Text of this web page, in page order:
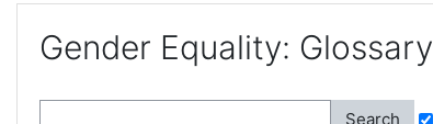
Gender Equality: Glossary